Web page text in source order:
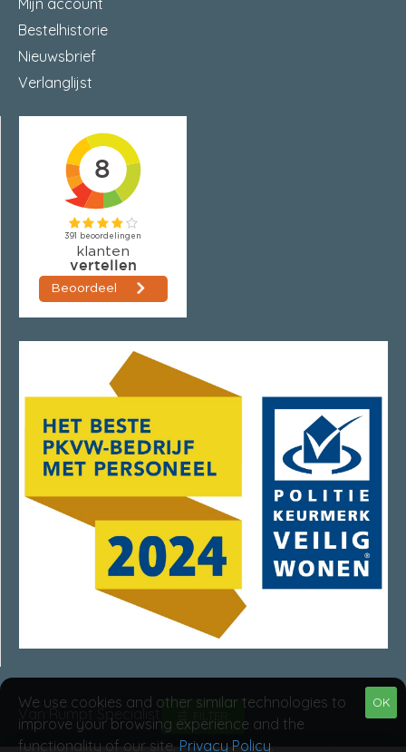
Mijn account
Bestelhistorie
Nieuwsbrief
Verlanglijst
Van Rumpt Specialisten © 2025
OK
We use cookies and other similar technologies to
improve your browsing experience and the
functionality of our site. Privacy Policy.